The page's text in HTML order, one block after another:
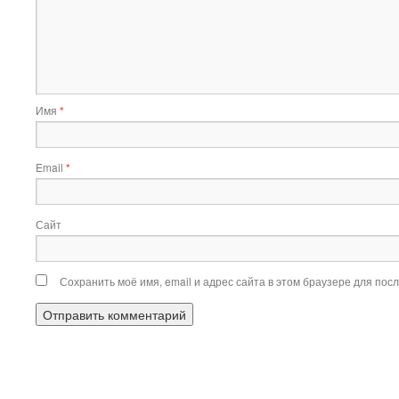
Имя *
Email *
Сайт
Сохранить моё имя, email и адрес сайта в этом браузере для